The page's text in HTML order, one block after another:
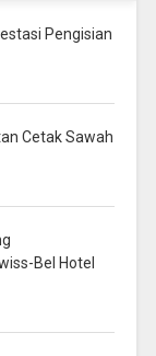
Pengisian
Cetak Sawah
Bel Hotel